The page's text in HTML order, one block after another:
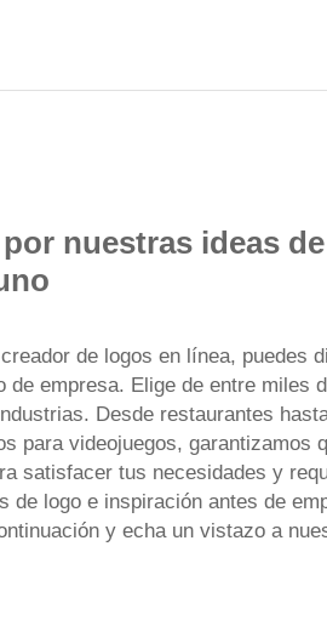
por nuestras ideas
de logos en línea, puedes
de empresa. Elige de entre miles
Desde restaurantes
para videojuegos, garantizamos
satisfacer tus necesidades y
de logo e inspiración antes de
y echa un vistazo a